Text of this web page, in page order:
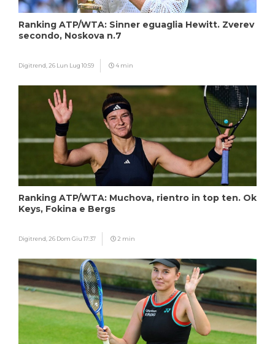
Ranking ATP/WTA: Sinner eguaglia Hewitt. Zverev
secondo, Noskova n.7
Digitrend, 26 Lun Lug 10:59 4 min
Ranking ATP/WTA: Muchova, rientro in top ten. Ok
Keys, Fokina e Bergs
Digitrend, 26 Dom Giu 17:37 2 min